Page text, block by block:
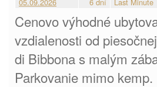
Cenovo výhodné
vzdialenosti od
di Bibbona s malým
Parkovanie mimo kemp.